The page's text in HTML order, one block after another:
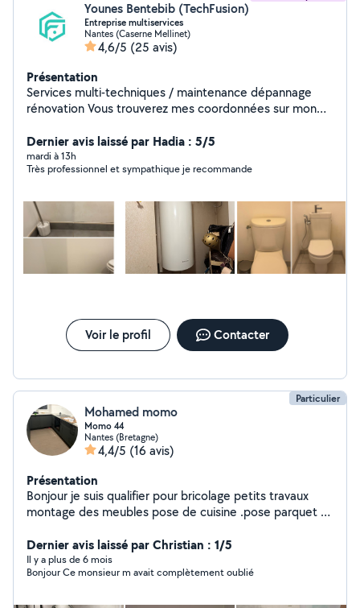
Younes Bentebib (TechFusion)
Entreprise multiservices
Nantes (Caserne Mellinet)
4,6/5 (25 avis)
Présentation
Services multi-techniques / maintenance dépannage
rénovation Vous trouverez mes coordonnées sur mon
Techfusion,fr O6 95 98 65 2O - électricité - plomberie -
entretien de piscine - Installation de caméra Réservez
votre intervention en quelques clics ! Site : techfusion,fr
Dernier avis laissé par Hadia : 5/5
mardi à 13h
Très professionnel et sympathique je recommande
Voir le profil Contacter
Particulier
Mohamed momo
Momo 44
Nantes (Bretagne)
4,4/5 (16 avis)
Présentation
Bonjour je suis qualifier pour bricolage petits travaux
montage des meubles pose de cuisine .pose parquet et
Dernier avis laissé par Christian : 1/5
Il y a plus de 6 mois
Bonjour Ce monsieur m avait complètement oublié